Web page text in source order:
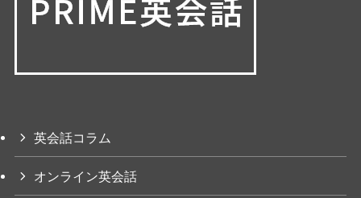
英会話コラム
オンライン英会話